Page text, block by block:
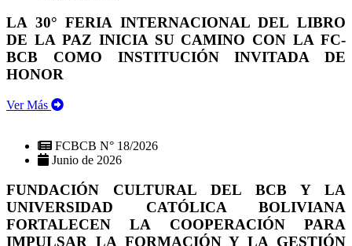
LA 30° FERIA INTERNACIONAL DEL LIBRO
DE LA PAZ INICIA SU CAMINO CON LA FC-
BCB COMO INSTITUCIÓN INVITADA DE
HONOR
Ver Más
FCBCB N° 18/2026
Junio de 2026
FUNDACIÓN CULTURAL DEL BCB Y LA
UNIVERSIDAD CATÓLICA BOLIVIANA
FORTALECEN LA COOPERACIÓN PARA
IMPULSAR LA FORMACIÓN Y LA GESTIÓN